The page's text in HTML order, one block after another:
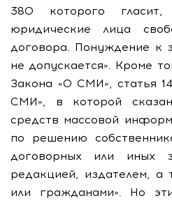
380 которого
юридические лица
договора. Понуждение к
не допускается». Кроме
Закона «О СМИ», статья
СМИ», в которой
средств массовой
по решению
договорных или иных
редакцией, издателем, а
или гражданами». Но